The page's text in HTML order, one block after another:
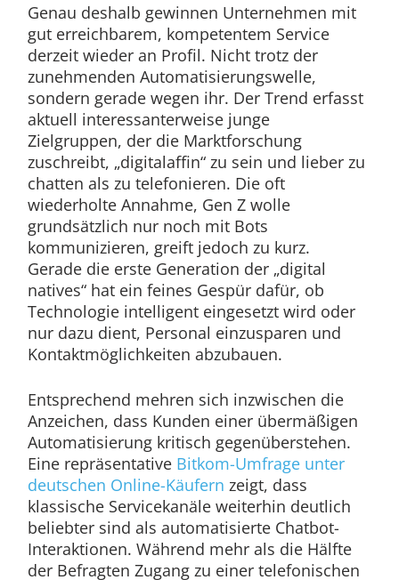
Genau deshalb gewinnen Unternehmen mit
gut erreichbarem, kompetentem Service
derzeit wieder an Profil. Nicht trotz der
zunehmenden Automatisierungswelle,
sondern gerade wegen ihr. Der Trend erfasst
aktuell interessanterweise junge
Zielgruppen, der die Marktforschung
zuschreibt, „digitalaffin“ zu sein und lieber zu
chatten als zu telefonieren. Die oft
wiederholte Annahme, Gen Z wolle
grundsätzlich nur noch mit Bots
kommunizieren, greift jedoch zu kurz.
Gerade die erste Generation der „digital
natives“ hat ein feines Gespür dafür, ob
Technologie intelligent eingesetzt wird oder
nur dazu dient, Personal einzusparen und
Kontaktmöglichkeiten abzubauen.
Entsprechend mehren sich inzwischen die
Anzeichen, dass Kunden einer übermäßigen
Automatisierung kritisch gegenüberstehen.
Eine repräsentative Bitkom-Umfrage unter
deutschen Online-Käufern zeigt, dass
klassische Servicekanäle weiterhin deutlich
beliebter sind als automatisierte Chatbot-
Interaktionen. Während mehr als die Hälfte
der Befragten Zugang zu einer telefonischen